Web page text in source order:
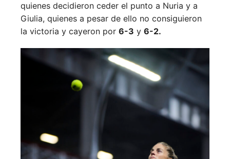
quienes decidieron ceder el punto a Nuria y a
Giulia, quienes a pesar de ello no consiguieron
la victoria y cayeron por 6-3 y 6-2.